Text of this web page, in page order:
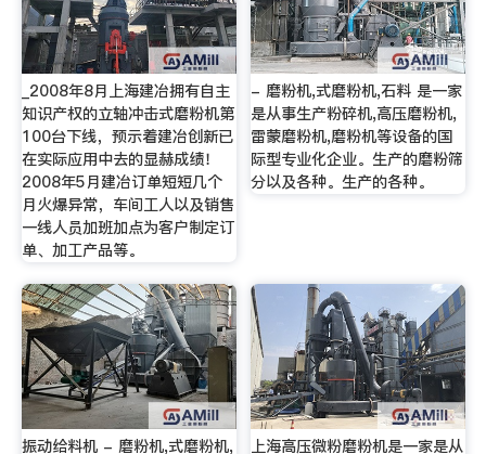
_2008年8月上海建冶拥有自主
知识产权的立轴冲击式磨粉机第
100台下线，预示着建冶创新已
在实际应用中去的显赫成绩！
2008年5月建冶订单短短几个
月火爆异常，车间工人以及销售
一线人员加班加点为客户制定订
单、加工产品等。
- 磨粉机,式磨粉机,石料 是一家
是从事生产粉碎机,高压磨粉机,
雷蒙磨粉机,磨粉机等设备的国
际型专业化企业。生产的磨粉筛
分以及各种。生产的各种。
振动给料机 - 磨粉机,式磨粉机,
上海高压微粉磨粉机是一家是从